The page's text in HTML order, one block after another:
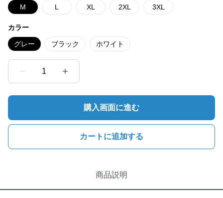
M L XL 2XL 3XL
カラー
グレー ブラック ホワイト
1
購入画面に進む
カートに追加する
商品説明